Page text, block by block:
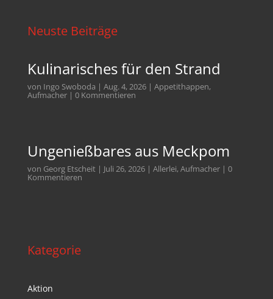
Neuste Beiträge
Kulinarisches für den Strand
von Ingo Swoboda | Aug. 4, 2026| Appetithappen,
Aufmacher| 0 Kommentieren
Ungenießbares aus Meckpom
von Georg Etscheit| Juli 26, 2026| Allerlei,Aufmacher| 0
Kommentieren
Kategorie
Aktion